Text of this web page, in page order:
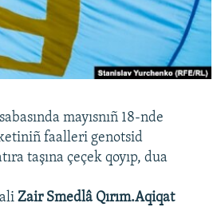
mayısnıñ 18-nde
faalleri genotsid
taşına çeçek qoyıp, dua
Zair Smedlâ Qırım.Aqiqat